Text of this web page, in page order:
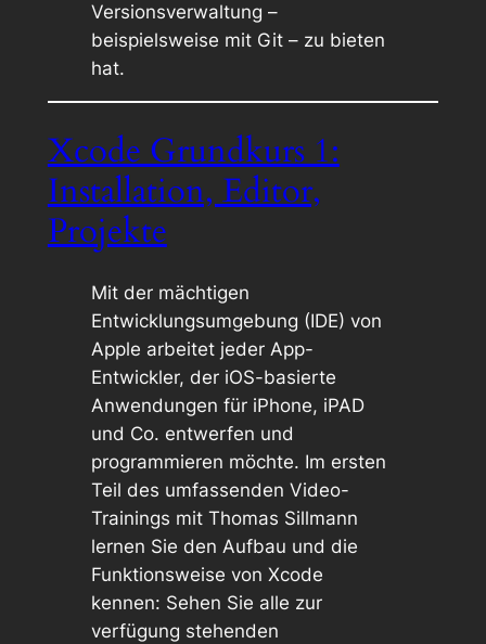
Versionsverwaltung –
beispielsweise mit Git – zu bieten
hat.
Xcode Grundkurs 1:
Installation, Editor,
Projekte
Mit der mächtigen
Entwicklungsumgebung (IDE) von
Apple arbeitet jeder App-
Entwickler, der iOS-basierte
Anwendungen für iPhone, iPAD
und Co. entwerfen und
programmieren möchte. Im ersten
Teil des umfassenden Video-
Trainings mit Thomas Sillmann
lernen Sie den Aufbau und die
Funktionsweise von Xcode
kennen: Sehen Sie alle zur
verfügung stehenden